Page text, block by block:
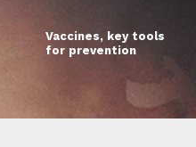
Vaccines, key tools
for prevention